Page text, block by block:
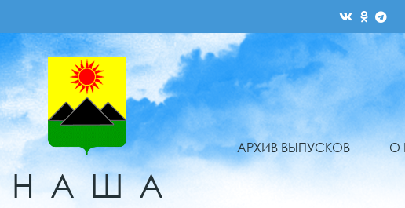
НАША
АРХИВ ВЫПУСКОВ О